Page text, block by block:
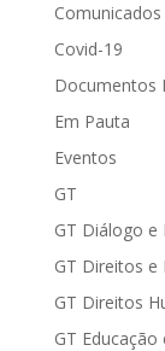
Covid-19
Documentos
Em Pauta
Eventos
GT
GT Diálogo e
GT Direitos e
GT Direitos
GT